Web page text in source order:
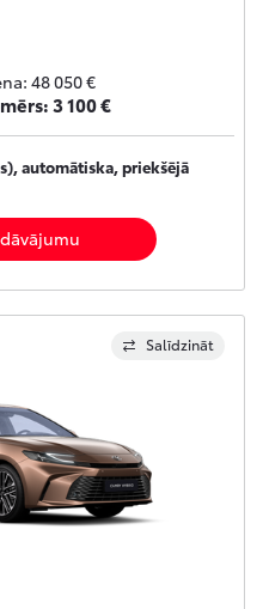
48 050 €
3 100 €
automātiska, priekšējā
Salīdzināt